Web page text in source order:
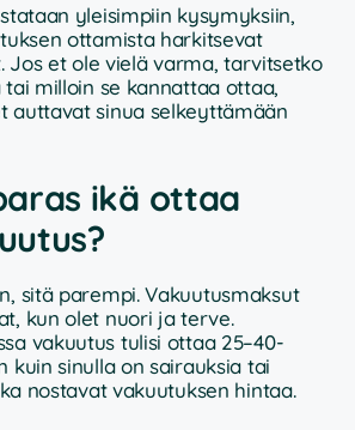
yleisimpiin kysymyksiin,
ottamista harkitsevat
Jos et ole vielä varma, tarvitsetko
milloin se kannattaa ottaa,
auttavat sinua selkeyttämään
ikä ottaa
sitä parempi. Vakuutusmaksut
kun olet nuori ja terve.
vakuutus tulisi ottaa 25–40-
kuin sinulla on sairauksia tai
nostavat vakuutuksen hintaa.